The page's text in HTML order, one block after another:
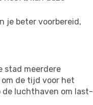
je beter voorbereid,
stad meerdere
de tijd voor het
de luchthaven om last-